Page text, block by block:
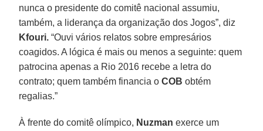
nunca o presidente do comitê nacional assumiu,
também, a liderança da organização dos Jogos”, diz
Kfouri. “Ouvi vários relatos sobre empresários
coagidos. A lógica é mais ou menos a seguinte: quem
patrocina apenas a Rio 2016 recebe a letra do
contrato; quem também financia oCOB obtém
regalias.”
À frente do comitê olímpico, Nuzman exerce um